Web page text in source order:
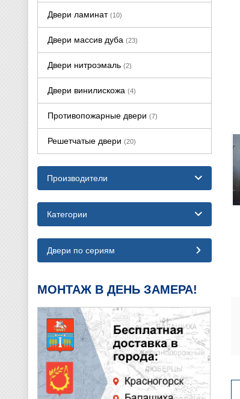
Двери ламинат (10)
Двери массив дуба (23)
Двери нитроэмаль (2)
Двери винилискожа (4)
Противопожарные двери (7)
Решетчатые двери (20)
Производители
Категории
Двери по сериям
МОНТАЖ В ДЕНЬ ЗАМЕРА!